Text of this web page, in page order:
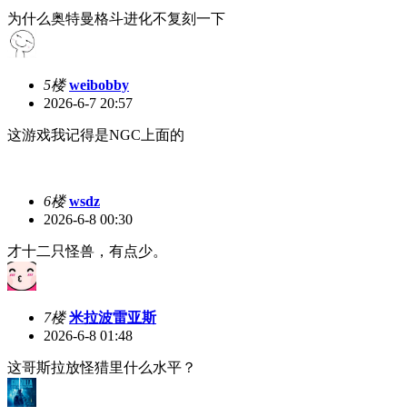
为什么奥特曼格斗进化不复刻一下
5楼 weibobby
2026-6-7 20:57
这游戏我记得是NGC上面的
6楼 wsdz
2026-6-8 00:30
才十二只怪兽，有点少。
7楼 米拉波雷亚斯
2026-6-8 01:48
这哥斯拉放怪猎里什么水平？